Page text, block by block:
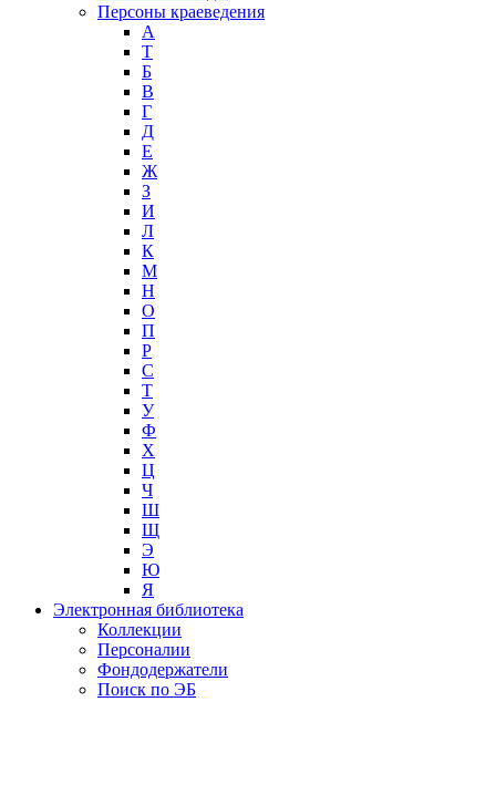
Персоны краеведения
А
T
Б
В
Г
Д
Е
Ж
З
И
Л
К
М
Н
О
П
Р
С
Т
У
Ф
Х
Ц
Ч
Ш
Щ
Э
Ю
Я
Электронная библиотека
Коллекции
Персоналии
Фондодержатели
Поиск по ЭБ